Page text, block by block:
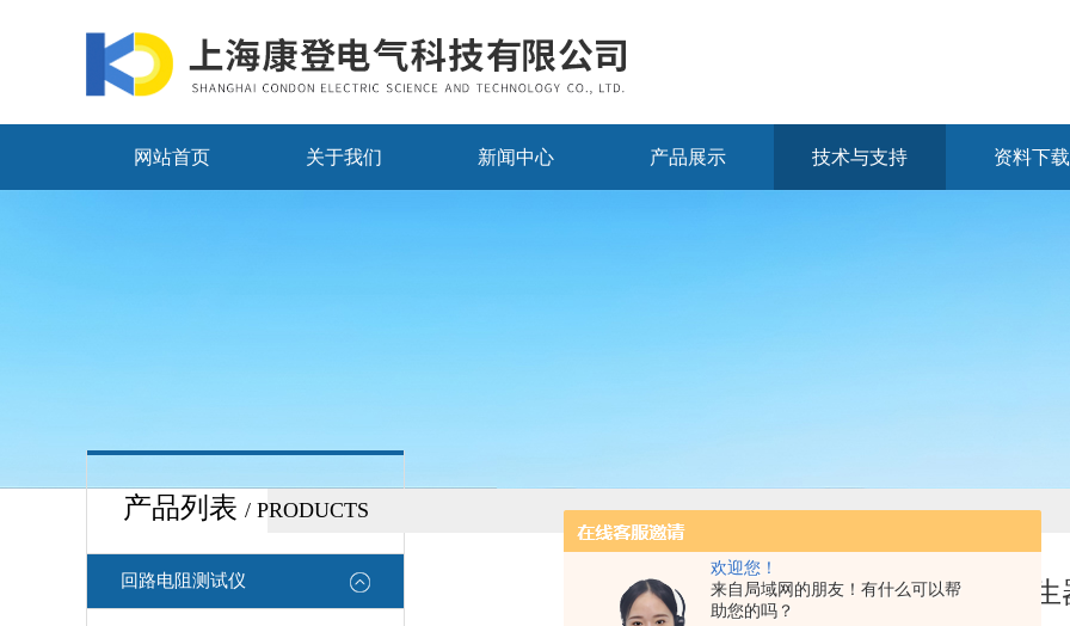
欢迎您！
来自局域网的朋友！有什么可以帮
助您的吗？
网站首页 关于我们 新闻中心 产品展示 技术与支持 资料下载
产品列表 / PRODUCTS
回路电阻测试仪 分享智能直流高压发生